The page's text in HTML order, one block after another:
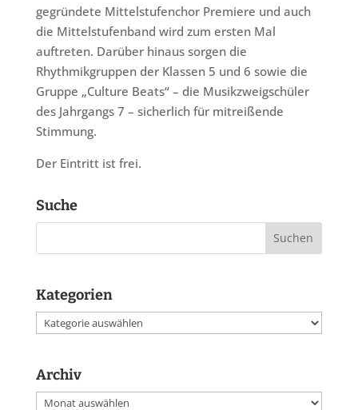
gegründete Mittelstufenchor Premiere und auch
die Mittelstufenband wird zum ersten Mal
auftreten. Darüber hinaus sorgen die
Rhythmikgruppen der Klassen 5 und 6 sowie die
Gruppe „Culture Beats“ – die Musikzweigschüler
des Jahrgangs 7 – sicherlich für mitreißende
Stimmung.
Der Eintritt ist frei.
Suche
Kategorien
Kategorien
Archiv
Archiv